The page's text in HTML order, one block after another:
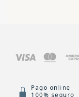
Pago online
100% seguro